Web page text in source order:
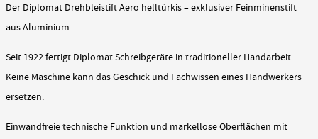
Der Diplomat Drehbleistift Aero helltürkis – exklusiver Feinminenstift
aus Aluminium.
Seit 1922 fertigt Diplomat Schreibgeräte in traditioneller Handarbeit.
Keine Maschine kann das Geschick und Fachwissen eines Handwerkers
ersetzen.
Einwandfreie technische Funktion und markellose Oberflächen mit